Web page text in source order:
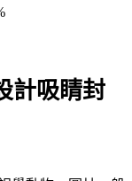
計吸睛封